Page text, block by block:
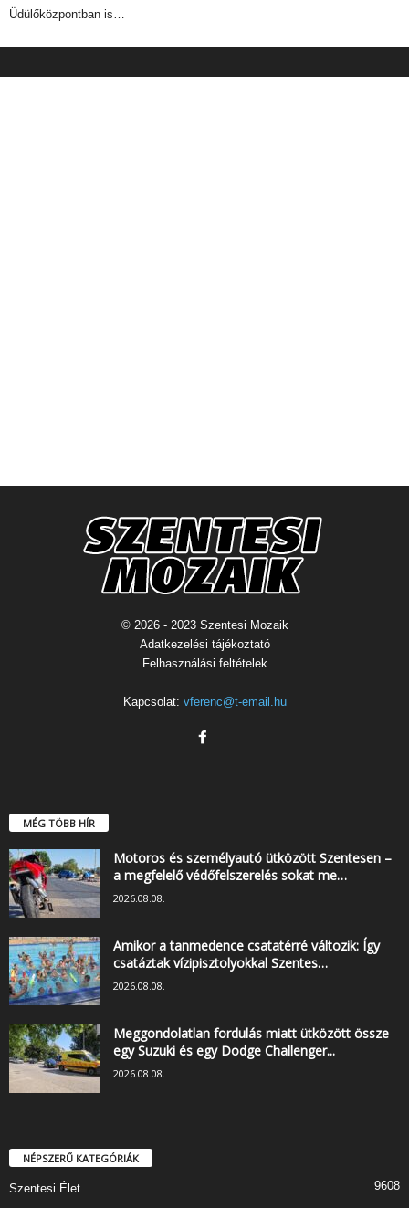
Üdülőközpontban is…
© 2026 - 2023 Szentesi Mozaik
Adatkezelési tájékoztató
Felhasználási feltételek
Kapcsolat: vferenc@t-email.hu
MÉG TÖBB HÍR
Motoros és személyautó ütközött Szentesen –
a megfelelő védőfelszerelés sokat me…
2026.08.08.
Amikor a tanmedence csatatérré változik: Így
csatáztak vízipisztolyokkal Szentes…
2026.08.08.
Meggondolatlan fordulás miatt ütközött össze
egy Suzuki és egy Dodge Challenger...
2026.08.08.
NÉPSZERŰ KATEGÓRIÁK
Szentesi Élet
9608